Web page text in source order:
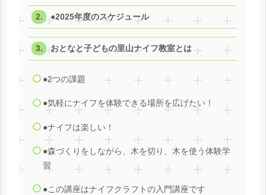
●2025年度のスケジュール
おとなと子どもの里山ナイフ教室とは
●2つの課題
●気軽にナイフを体験できる場所を広げたい！
●ナイフは楽しい！
●森づくりをしながら、木を切り、木を使う体験学
習
●この講座はナイフクラフトの入門講座です